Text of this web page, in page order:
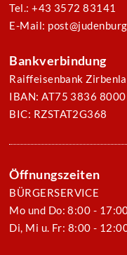
Tel.: +43 3572 83141
E-Mail:
Bankverbindung
Raiffeisenbank
IBAN: AT75 3836
BIC: RZSTAT2G368
Öffnungszeiten
BÜRGERSERVICE
Mo und Do: 8:00 -
Di, Mi u. Fr: 8:00 -